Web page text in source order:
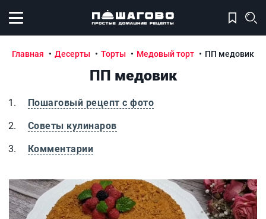
Открыть меню
Главная Десерты Торты Медовый торт ПП медовик
ПП медовик
Пошаговый рецепт с фото
Советы кулинаров
Комментарии
ПП медовик